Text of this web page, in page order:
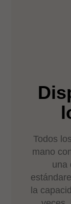
Todos
mano
una
la